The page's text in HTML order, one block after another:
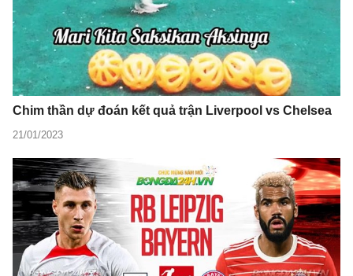
Chim thần dự đoán kết quả trận Liverpool vs Chelsea
21/01/2023